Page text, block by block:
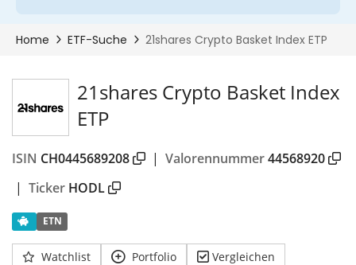
21shares Crypto Basket Index
ETP
ISIN CH0445689208 | Valorennummer44568920
| Ticker HODL
ETN
Watchlist Portfolio Vergleichen